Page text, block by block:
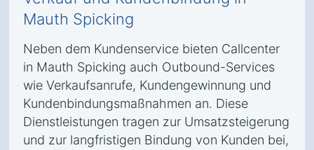
Mauth Spicking
Neben dem Kundenservice bieten Callcenter
in Mauth Spicking auch Outbound-Services
wie Verkaufsanrufe, Kundengewinnung und
Kundenbindungsmaßnahmen an. Diese
Dienstleistungen tragen zur Umsatzsteigerung
und zur langfristigen Bindung von Kunden bei,